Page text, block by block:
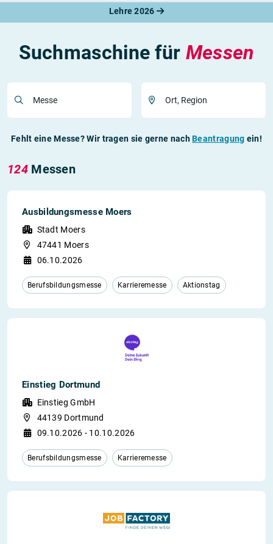
Lehre 2026
Suchmaschine für Messen
Messe Ort, Region
Fehlt eine Messe? Wir tragen sie gerne nachBeantragung ein!
124 Messen
Ausbildungsmesse Moers
Stadt Moers
47441 Moers
06.10.2026
Berufsbildungsmesse Karrieremesse Aktionstag
Einstieg Dortmund
Einstieg GmbH
44139 Dortmund
09.10.2026 - 10.10.2026
Berufsbildungsmesse Karrieremesse